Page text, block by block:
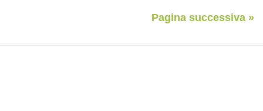
Pagina successiva »